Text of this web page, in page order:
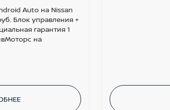
Auto на Nissan
Блок управления +
гарантия 1
на